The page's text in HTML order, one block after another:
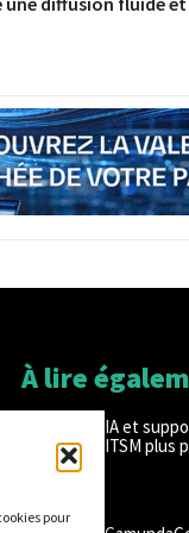
pour
À lire
IA et
ITSM plus